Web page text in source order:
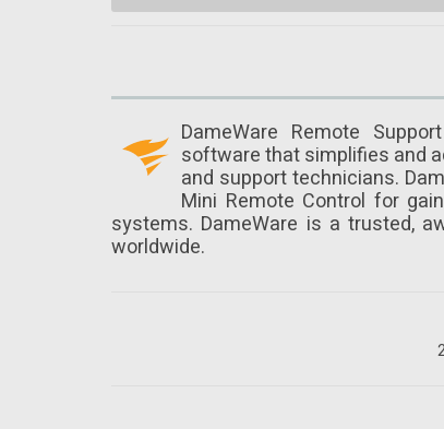
DameWare Remote
software that simplifies and
and support technicians.
Mini Remote Control for
systems. DameWare is a trusted,
worldwide.